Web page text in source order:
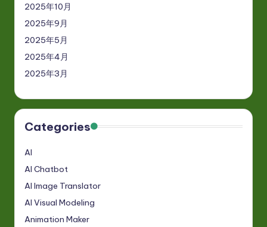
2025年10月
2025年9月
2025年5月
2025年4月
2025年3月
Categories
AI
AI Chatbot
AI Image Translator
AI Visual Modeling
Animation Maker